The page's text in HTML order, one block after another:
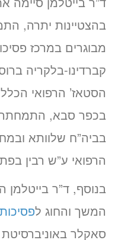
בהצטיינות יתרה,
מבוגרים במרכז
קברדינו-בלקריה
הסטאז’ הרפואי
בכפר סבא, התמחתה
בביה”ח שלוותא
הרפואי ע”ש רבין
בנוסף, ד”ר בייטלמן
המשך והחוג ל
סאקלר